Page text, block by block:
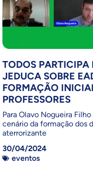
TODOS PARTICIPA
JEDUCA SOBRE
FORMAÇÃO
PROFESSORES
Para Olavo Nogueira
cenário da formação dos
aterrorizante
30/04/2024
eventos